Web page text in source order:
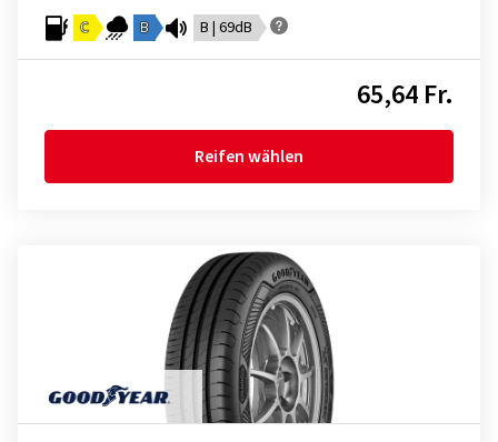
C B B | 69dB
65,64 Fr.
Reifen wählen